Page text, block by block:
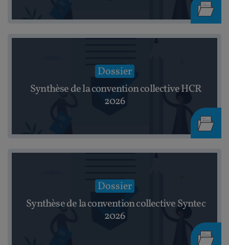
Dossier
Synthèse de la convention collective HCR
2026
Dossier
Synthèse de la convention collective Syntec
2026